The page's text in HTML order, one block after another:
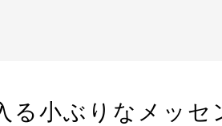
る小ぶりなメッ